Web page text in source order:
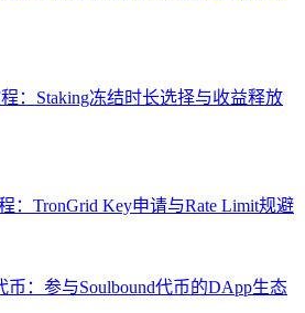
：Staking冻结时长选择与收益释放
：TronGrid Key申请与Rate Limit规避
：参与Soulbound代币的DApp生态